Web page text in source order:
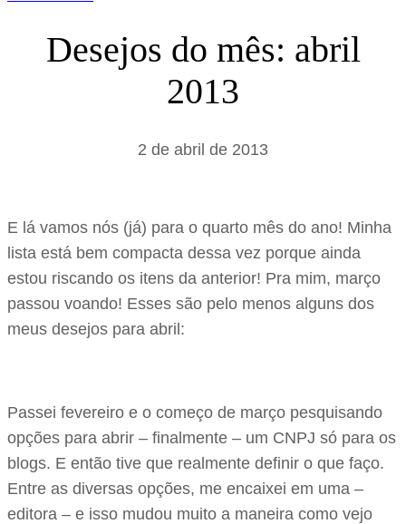
Desejos do mês: abril
2013
2 de abril de 2013
E lá vamos nós (já) para o quarto mês do ano! Minha
lista está bem compacta dessa vez porque ainda
estou riscando os itens da anterior! Pra mim, março
passou voando! Esses são pelo menos alguns dos
meus desejos para abril:
Passei fevereiro e o começo de março pesquisando
opções para abrir – finalmente – um CNPJ só para os
blogs. E então tive que realmente definir o que faço.
Entre as diversas opções, me encaixei em uma –
editora – e isso mudou muito a maneira como vejo